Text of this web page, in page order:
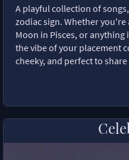
A playful collection of
zodiac sign. Whether you're
Moon in Pisces, or
the vibe of your placement
cheeky, and perfect to